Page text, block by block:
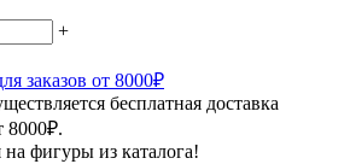
+
заказов от 8000₽
бесплатная доставка
8000₽.
на фигуры из каталога!